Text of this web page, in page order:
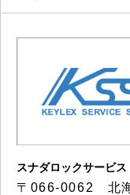
スナダロックサービス
〒066-0062 北